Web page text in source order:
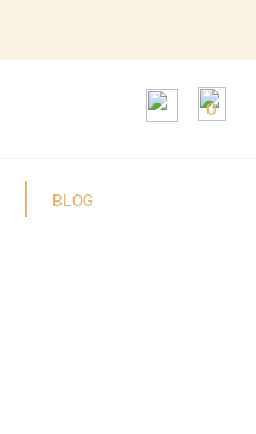
0
BLOG